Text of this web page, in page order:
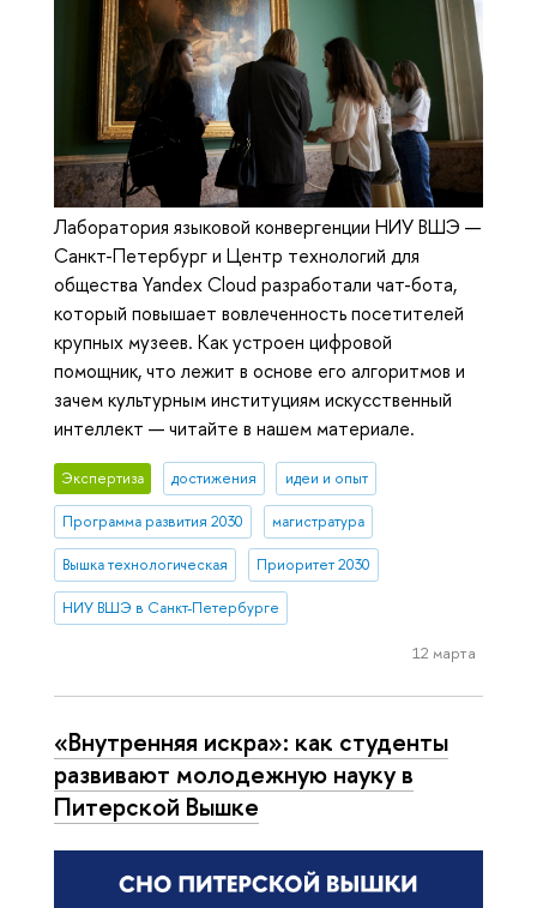
Лаборатория языковой конвергенции НИУ ВШЭ —
Санкт-Петербург и Центр технологий для
общества Yandex Cloud разработали чат-бота,
который повышает вовлеченность посетителей
крупных музеев. Как устроен цифровой
помощник, что лежит в основе его алгоритмов и
зачем культурным институциям искусственный
интеллект — читайте в нашем материале.
Экспертиза достижения идеи и опыт
Программа развития 2030 магистратура
Вышка технологическая Приоритет 2030
НИУ ВШЭ в Санкт-Петербурге
12 марта
«Внутренняя искра»: как студенты
развивают молодежную науку в
Питерской Вышке